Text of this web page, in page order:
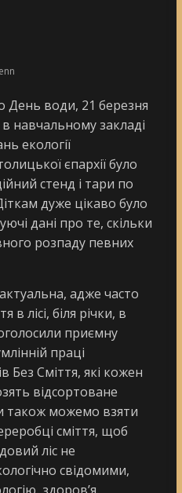
День води, 21 березня
в навчальному закладі
екології
єпархії було
стенд і тари по
дуже цікаво було
дані про те, скільки
розпаду певних
адже часто
лісі, біля річки, в
приємну
праці
Без Сміття, які кожен
відсортоване
також можемо взяти
сміття, щоб
ліс не
свідомими,
здоров’я.